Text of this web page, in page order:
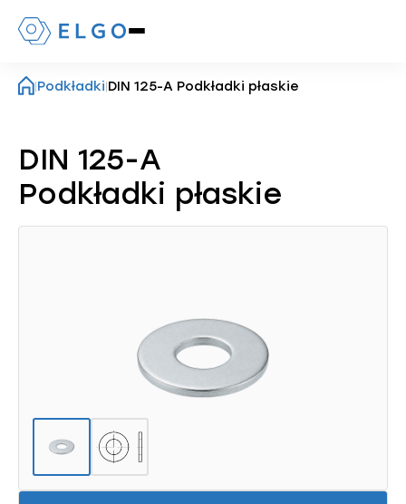
Naciśnij,
lub
|Podkładki|DIN 125-A Podkładki płaskie
DIN 125-A
Podkładki płaskie